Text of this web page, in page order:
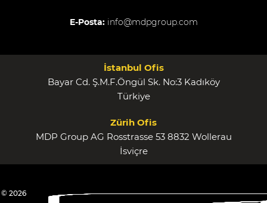
E-Posta: info@mdpgroup.com
İstanbul Ofis
Bayar Cd. Ş.M.F.Öngül Sk. No:3 Kadıköy
Türkiye
Zürih Ofis
MDP Group AG Rosstrasse 53 8832 Wollerau
İsviçre
© 2026